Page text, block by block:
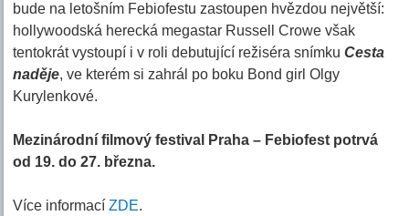
bude na letošním Febiofestu zastoupen hvězdou největší:
hollywoodská herecká megastar Russell Crowe však
tentokrát vystoupí i v roli debutující režiséra snímkuCesta
naděje, ve kterém si zahrál po boku Bond girl Olgy
Kurylenkové.
Mezinárodní filmový festival Praha – Febiofest potrvá
od 19. do 27. března.
Více informacíZDE.